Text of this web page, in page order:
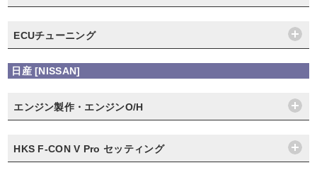
ECUチューニング
日産 [NISSAN]
エンジン製作・エンジンO/H
HKS F-CON V Pro セッティング